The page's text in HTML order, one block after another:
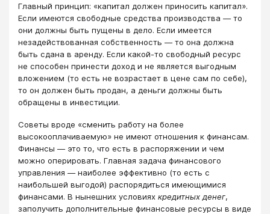
Главный принцип: «капитал должен приносить капитал».
Если имеются свободные средства производства — то
они должны быть пущены в дело. Если имеется
незадействованная собственность — то она должна
быть сдана в аренду. Если какой-то свободный ресурс
не способен принести доход и не является выгодным
вложением (то есть не возрастает в цене сам по себе),
то он должен быть продан, а деньги должны быть
обращены в инвестиции.
Советы вроде «сменить работу на более
высокооплачиваемую» не имеют отношения к финансам.
Финансы — это то, что есть в распоряжении и чем
можно оперировать. Главная задача финансового
управления — наиболее эффективно (то есть с
наибольшей выгодой) распорядиться имеющимися
финансами. В нынешних условиях кредитных денег,
заполучить дополнительные финансовые ресурсы в виде